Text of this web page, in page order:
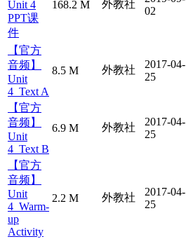
Unit 4
PPT课
件
168.2 M 外教社
02
【官方
音频】
Unit
4_Text A
8.5 M 外教社
2017-04-
25
【官方
音频】
Unit
4_Text B
6.9 M 外教社
2017-04-
25
【官方
音频】
Unit
4_Warm-
up
Activity
2.2 M 外教社
2017-04-
25